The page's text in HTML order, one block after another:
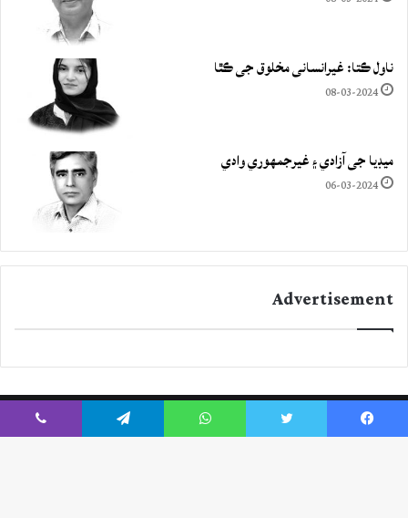
ناول ڪتا: غيرانساني مخلوق جي ڪٿا
08-03-2024
ميڊيا جي آزادي ۽ غيرجمھوري وادي
06-03-2024
Advertisement
Facebook
Twitter
YouTube
Instagram Facebook
Twitter
WhatsApp
Telegram
Viber